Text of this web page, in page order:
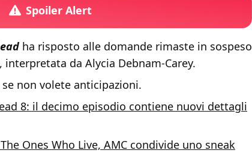
Spoiler Alert
ha risposto alle domande rimaste in sospeso
da Alycia Debnam-Carey.
non volete anticipazioni.
8: il decimo episodio contiene nuovi dettagli
Ones Who Live, AMC condivide uno sneak